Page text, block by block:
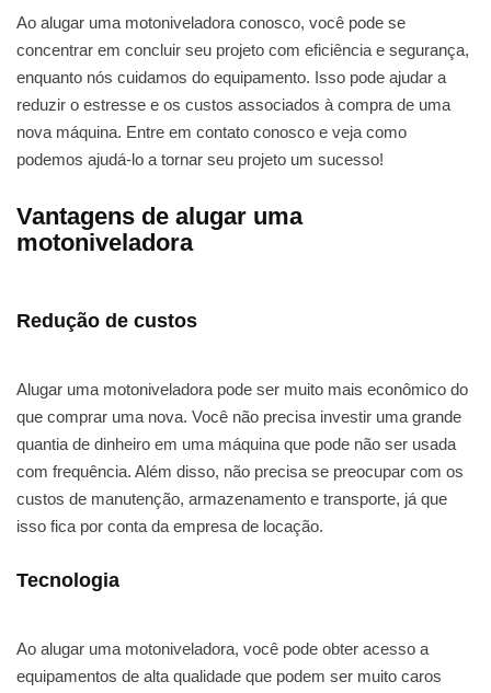
Ao alugar uma motoniveladora conosco, você pode se
concentrar em concluir seu projeto com eficiência e segurança,
enquanto nós cuidamos do equipamento. Isso pode ajudar a
reduzir o estresse e os custos associados à compra de uma
nova máquina. Entre em contato conosco e veja como
podemos ajudá-lo a tornar seu projeto um sucesso!
Vantagens de alugar uma
motoniveladora
Redução de custos
Alugar uma motoniveladora pode ser muito mais econômico do
que comprar uma nova. Você não precisa investir uma grande
quantia de dinheiro em uma máquina que pode não ser usada
com frequência. Além disso, não precisa se preocupar com os
custos de manutenção, armazenamento e transporte, já que
isso fica por conta da empresa de locação.
Tecnologia
Ao alugar uma motoniveladora, você pode obter acesso a
equipamentos de alta qualidade que podem ser muito caros